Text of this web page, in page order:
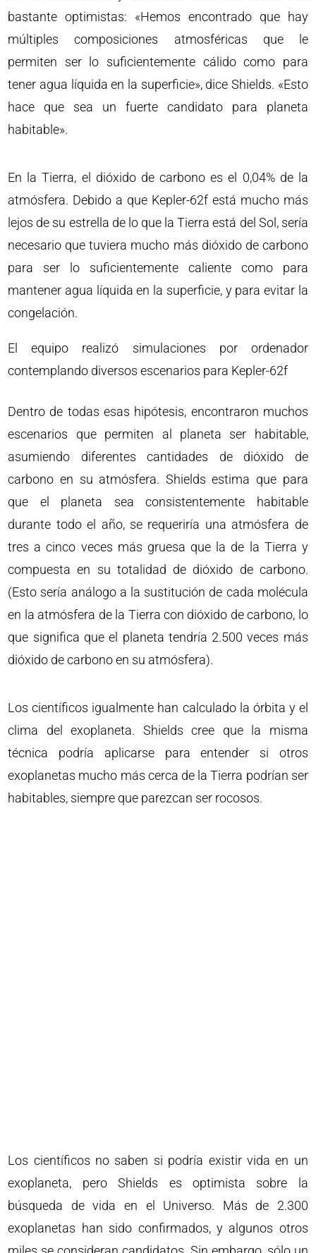
bastante optimistas: «Hemos encontrado que hay
múltiples composiciones atmosféricas que le
permiten ser lo suficientemente cálido como para
tener agua líquida en la superficie», dice Shields. «Esto
hace que sea un fuerte candidato para planeta
habitable».
En la Tierra, el dióxido de carbono es el 0,04% de la
atmósfera. Debido a que Kepler-62f está mucho más
lejos de su estrella de lo que la Tierra está del Sol, sería
necesario que tuviera mucho más dióxido de carbono
para ser lo suficientemente caliente como para
mantener agua líquida en la superficie, y para evitar la
congelación.
El equipo realizó simulaciones por ordenador
contemplando diversos escenarios para Kepler-62f
Dentro de todas esas hipótesis, encontraron muchos
escenarios que permiten al planeta ser habitable,
asumiendo diferentes cantidades de dióxido de
carbono en su atmósfera. Shields estima que para
que el planeta sea consistentemente habitable
durante todo el año, se requeriría una atmósfera de
tres a cinco veces más gruesa que la de la Tierra y
compuesta en su totalidad de dióxido de carbono.
(Esto sería análogo a la sustitución de cada molécula
en la atmósfera de la Tierra con dióxido de carbono, lo
que significa que el planeta tendría 2.500 veces más
dióxido de carbono en su atmósfera).
Los científicos igualmente han calculado la órbita y el
clima del exoplaneta. Shields cree que la misma
técnica podría aplicarse para entender si otros
exoplanetas mucho más cerca de la Tierra podrían ser
habitables, siempre que parezcan ser rocosos.
Los científicos no saben si podría existir vida en un
exoplaneta, pero Shields es optimista sobre la
búsqueda de vida en el Universo. Más de 2.300
exoplanetas han sido confirmados, y algunos otros